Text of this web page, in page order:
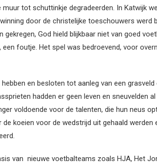
tot schuttinkje degradeerden. In Katwijk
door de christelijke toeschouwers werd
God hield blijkbaar niet van goed
foutje. Het spel was bedroevend, voor
en besloten tot aanleg van een grasveld
hadden er geen leven en sneuvelden
voldoende voor de talenten, die hun neus
koeien voor de wedstrijd uit gehaald werden
van nieuwe voetbalteams zoals HJA, Het